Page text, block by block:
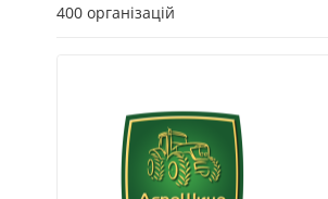
400 організацій